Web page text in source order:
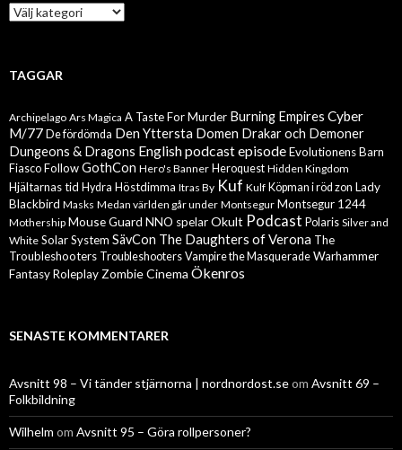
Kategorier
TAGGAR
Archipelago Ars Magica A Taste For Murder Burning Empires Cyber
M/77 De fördömda Den Yttersta Domen Drakar och Demoner
Dungeons & Dragons English podcast episodeEvolutionens Barn
Fiasco FollowGothCon Hero's Banner Heroquest Hidden Kingdom
Hjältarnas tid Hydra Höstdimma Itras By Kuf Kulf Köpman i röd zon Lady
Blackbird Masks Medan världen går under Montsegur Montsegur 1244
Mothership Mouse Guard NNO spelarOkult Podcast Polaris Silver and
White Solar System SävCon The Daughters of Verona The
Troubleshooters Troubleshooters Vampire the Masquerade Warhammer
Fantasy Roleplay Zombie Cinema Ökenros
SENASTE KOMMENTARER
Avsnitt 98 – Vi tänder stjärnorna | nordnordost.seom Avsnitt 69 –
Folkbildning
Wilhelm om Avsnitt 95 – Göra rollpersoner?